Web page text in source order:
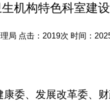
机构特色科室建
局 点击：2019次 时间：
委、发展改革委、